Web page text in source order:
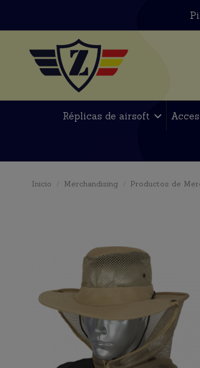
Réplicas de airsoft
Inicio Merchandising Productos de